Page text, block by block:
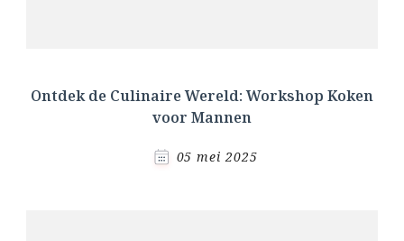
Ontdek de Culinaire Wereld: Workshop Koken
voor Mannen
05 mei 2025